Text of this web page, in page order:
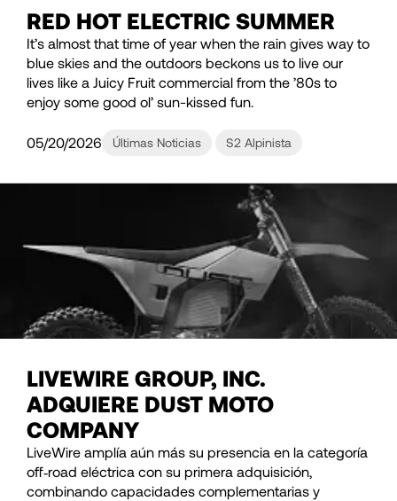
RED HOT ELECTRIC SUMMER
It’s almost that time of year when the rain gives way to
blue skies and the outdoors beckons us to live our
lives like a Juicy Fruit commercial from the ’80s to
enjoy some good ol’ sun-kissed fun.
05/20/2026 Últimas Noticias S2 Alpinista
LIVEWIRE GROUP, INC.
ADQUIERE DUST MOTO
COMPANY
LiveWire amplía aún más su presencia en la categoría
off‑road eléctrica con su primera adquisición,
combinando capacidades complementarias y